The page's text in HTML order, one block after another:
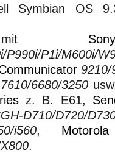
Symbian OS
P990i/P1i/M600i/
9210/
7610/6680/3250
z. B. E61,
D710/D720/
i560, Motorola
.